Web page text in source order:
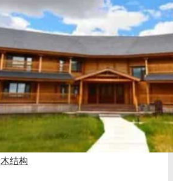
木结构